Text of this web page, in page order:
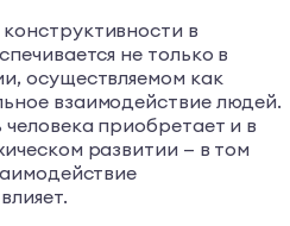
в
не только в
осуществляемом как
взаимодействие людей.
приобретает и в
развитии — в том